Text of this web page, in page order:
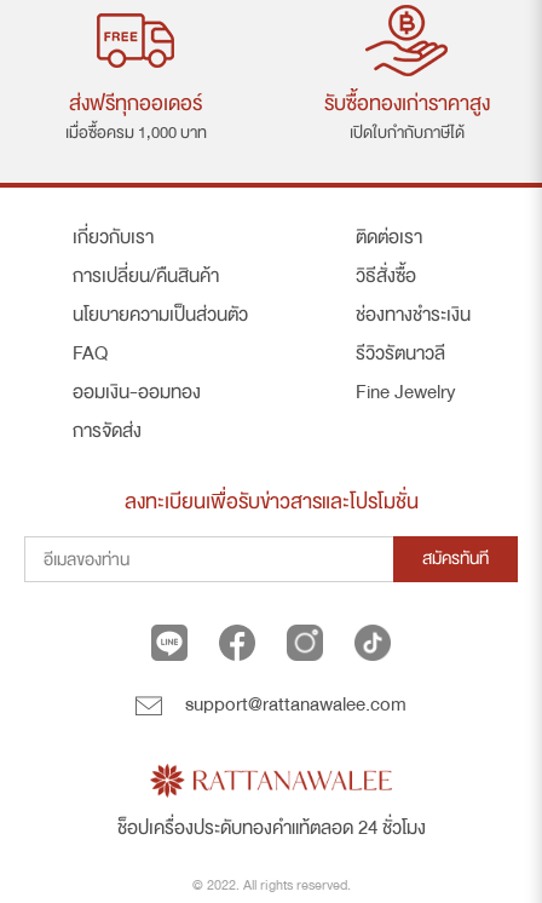
ส่งฟรีทุกออเดอร์
เมื่อซื้อครม 1,000 บาท
รับซื้อทองเก่าราคาสูง
เปิดใบกำกับภาษีได้
เกี่ยวกับเรา
การเปลี่ยน/คืนสินค้า
นโยบายความเป็นส่วนตัว
FAQ
ออมเงิน-ออมทอง
การจัดส่ง
ติดต่อเรา
วิธีสั่งซื้อ
ช่องทางชำระเงิน
รีวิวรัตนาวลี
Fine Jewelry
ลงทะเบียนเพื่อรับข่าวสารและโปรโมชั่น
สมัครทันที
support@rattanawalee.com
ช็อปเครื่องประดับทองคำแท้ตลอด 24 ชั่วโมง
© 2022. All rights reserved.